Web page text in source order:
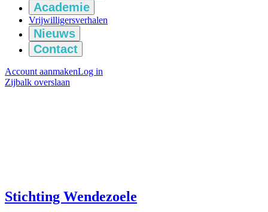
Academie
Vrijwilligersverhalen
Nieuws
Contact
Account aanmakenLog in
Zijbalk overslaan
Stichting Wendezoele